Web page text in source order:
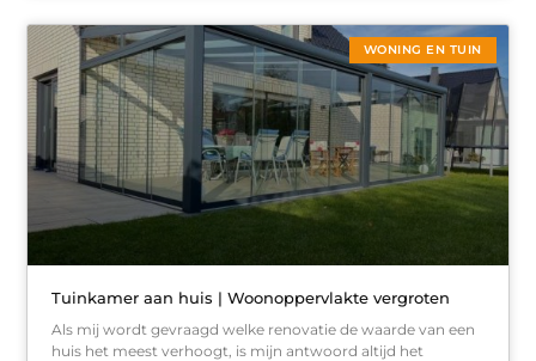
WONING EN TUIN
Tuinkamer aan huis | Woonoppervlakte vergroten
Als mij wordt gevraagd welke renovatie de waarde van een
huis het meest verhoogt, is mijn antwoord altijd het